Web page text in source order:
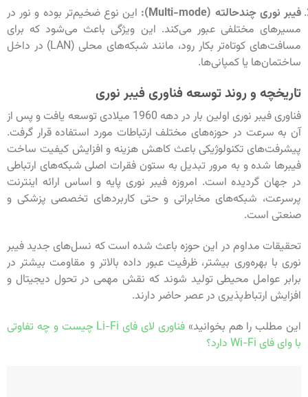
فیبر نوری چندحالته (Multi-mode):
این نوع ضخیم‌تر بوده و نور در
مسیرهای مختلفی عبور می‌کند. این ویژگی باعث می‌شود که برای
مسافت‌های کوتاه‌تر بکار رود، مانند شبکه‌های محلی (LAN) در داخل
ساختمان‌ها یا کمپانی‌ها.
تاریخچه و روند توسعه فناوری فیبر نوری
فناوری فیبر نوری اولین بار در دهه 1960 میلادی توسعه یافت و پس از
آن به سرعت در حوزه‌های مختلف ارتباطات مورد استفاده قرار گرفت.
پیشرفت‌های تکنولوژیکی باعث کاهش هزینه و افزایش کیفیت ساخت
فیبر‌ها شده و به مرور تبدیل به ستون فقرات اصلی شبکه‌های ارتباطی
در جهان گردیده است. امروزه فیبر نوری پایه و اساس ارائه اینترنت
پرسرعت، شبکه‌های مخابراتی و حتی کاربردهای تخصصی پزشکی و
صنعتی است.
تحقیقات مداوم در این حوزه باعث شده است که نسل‌های جدید فیبر
نوری با بهره‌وری بیشتر، ظرفیت عبور داده بالاتر و مقاومت بیشتر در
برابر عوامل محیطی تولید شوند که نقش مهمی در تحول دیجیتال و
افزایش ارتباط‌پذیری در عصر حاضر دارند.
این مطلب را هم بخوانید»
فناوری لای فای Li-Fi چیست و چه تفاوتی
با وای فای Wi-Fi دارد؟